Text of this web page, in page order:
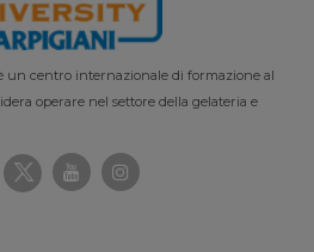
un centro internazionale di formazione al
operare nel settore della gelateria e